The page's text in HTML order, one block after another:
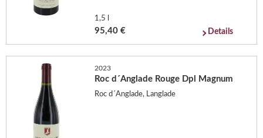
1,5 l
95,40 € Details
2023
Roc d´Anglade Rouge Dpl Magnum
Roc d´Anglade, Langlade